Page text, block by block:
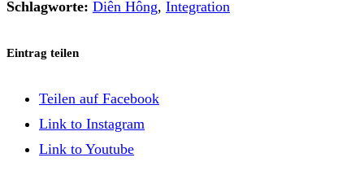
Schlagworte: Diên Hông, Integration
Eintrag teilen
Teilen auf Facebook
Link to Instagram
Link to Youtube